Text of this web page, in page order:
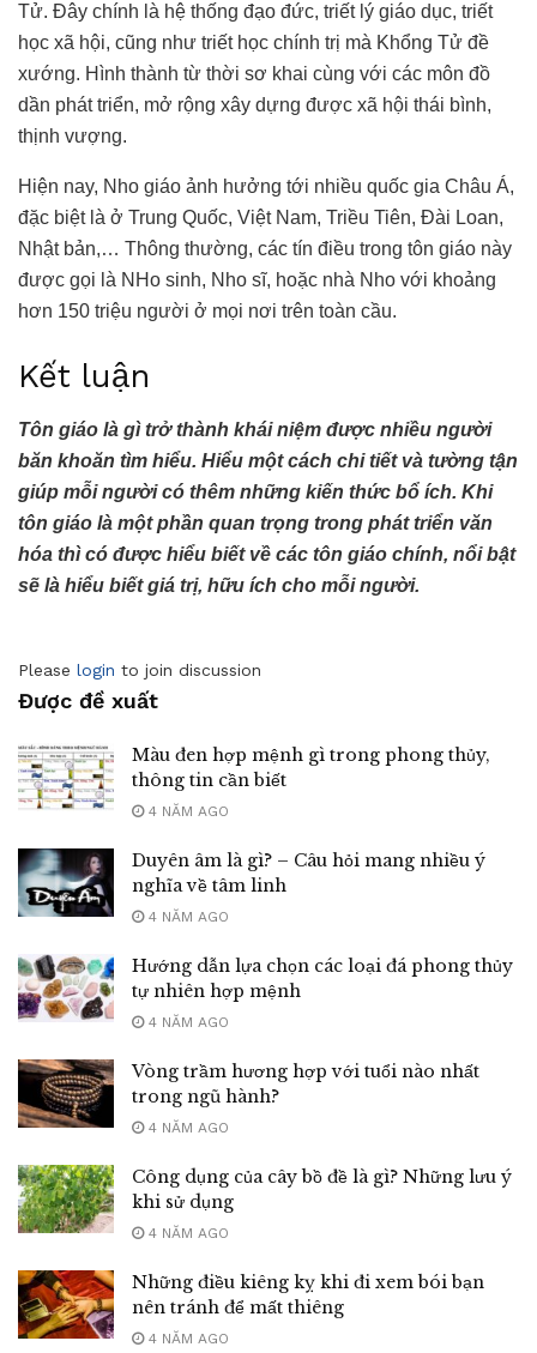
Tử. Đây chính là hệ thống đạo đức, triết lý giáo dục, triết
học xã hội, cũng như triết học chính trị mà Khổng Tử đề
xướng. Hình thành từ thời sơ khai cùng với các môn đồ
dần phát triển, mở rộng xây dựng được xã hội thái bình,
thịnh vượng.
Hiện nay, Nho giáo ảnh hưởng tới nhiều quốc gia Châu Á,
đặc biệt là ở Trung Quốc, Việt Nam, Triều Tiên, Đài Loan,
Nhật bản,… Thông thường, các tín điều trong tôn giáo này
được gọi là NHo sinh, Nho sĩ, hoặc nhà Nho với khoảng
hơn 150 triệu người ở mọi nơi trên toàn cầu.
Kết luận
Tôn giáo là gì trở thành khái niệm được nhiều người
băn khoăn tìm hiểu. Hiểu một cách chi tiết và tường tận
giúp mỗi người có thêm những kiến thức bổ ích. Khi
tôn giáo là một phần quan trọng trong phát triển văn
hóa thì có được hiểu biết về các tôn giáo chính, nổi bật
sẽ là hiểu biết giá trị, hữu ích cho mỗi người.
Please login to join discussion
Được đề xuất
Màu đen hợp mệnh gì trong phong thủy,
thông tin cần biết
4 NĂM AGO
Duyên âm là gì? – Câu hỏi mang nhiều ý
nghĩa về tâm linh
4 NĂM AGO
Hướng dẫn lựa chọn các loại đá phong thủy
tự nhiên hợp mệnh
4 NĂM AGO
Vòng trầm hương hợp với tuổi nào nhất
trong ngũ hành?
4 NĂM AGO
Công dụng của cây bồ đề là gì? Những lưu ý
khi sử dụng
4 NĂM AGO
Những điều kiêng kỵ khi đi xem bói bạn
nên tránh để mất thiêng
4 NĂM AGO